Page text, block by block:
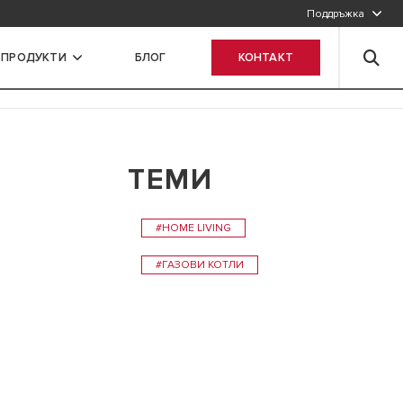
Поддръжка
БЛОГ КОНТАКТ
ТЕМИ
#HOME LIVING
#ГАЗОВИ КОТЛИ